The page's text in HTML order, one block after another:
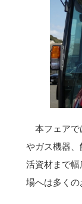
本フェアで
やガス機器
活資材まで
場へは多くの